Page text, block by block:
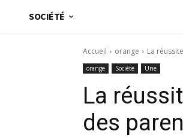
SOCIÉTÉ
Accueil orange La
orange Société Une
La
des